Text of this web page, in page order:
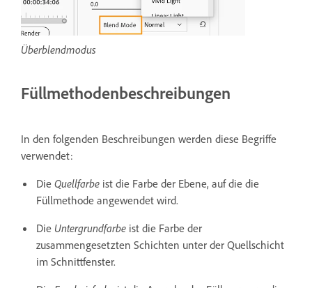
Überblendmodus
Füllmethodenbeschreibungen
In den folgenden Beschreibungen werden diese Begriffe
verwendet:
Die Quellfarbe ist die Farbe der Ebene, auf die die
Füllmethode angewendet wird.
Die Untergrundfarbe ist die Farbe der
zusammengesetzten Schichten unter der Quellschicht
im Schnittfenster.